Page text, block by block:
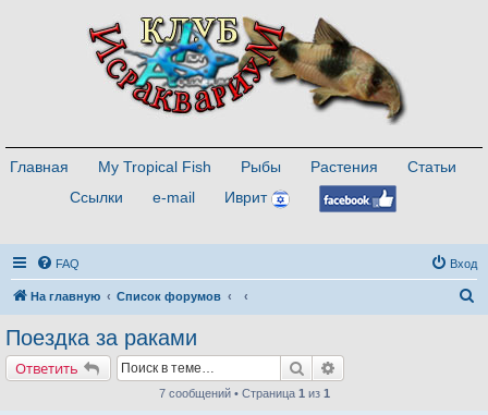
Главная My Tropical Fish Рыбы Растения
Статьи
Ссылки
e-mail Иврит
FAQ Вход
На главную Список форумов
Поездка за раками
Ответить Поиск
7 сообщений • Страница 1 из 1